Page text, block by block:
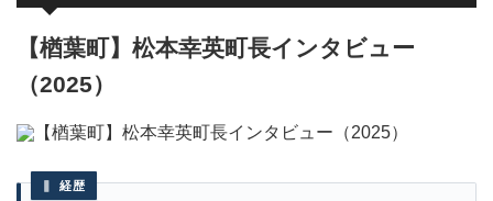
【楢葉町】松本幸英町長インタビュー
（2025）
経歴